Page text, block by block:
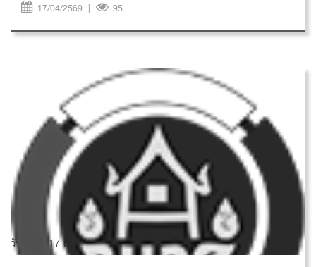
17/04/2569 | 95
วันศุกร์ที่ 17 เมษายน 2569